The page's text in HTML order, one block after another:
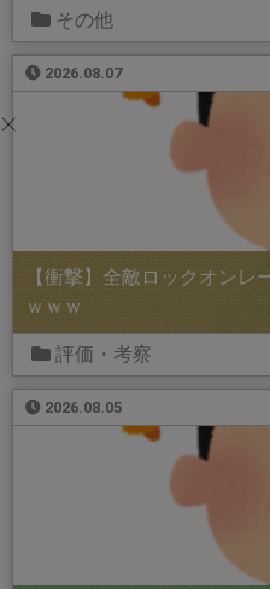
その他
2026.08.07
【衝撃】全敵ロックオンレ
ｗｗｗ
評価・考察
2026.08.05